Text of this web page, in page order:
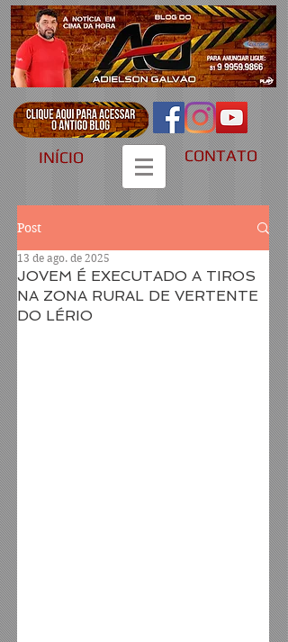
INÍCIO CONTATO
Post
JOVEM É EXECUTADO A TIROS
NA ZONA RURAL DE VERTENTE
DO LÉRIO
13 de ago. de 2025